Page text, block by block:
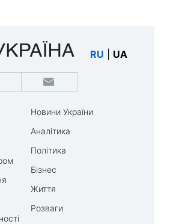
RU UA
Новини України
Аналітика
Політика
Бізнес
Життя
Розваги